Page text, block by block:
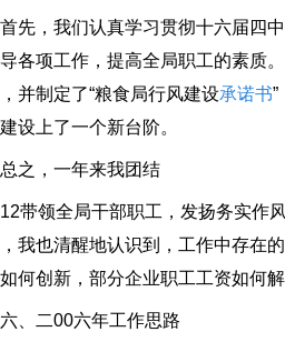
，我们认真学习贯彻十六届四中
各项工作，提高全局职工的素质
并制定了“粮食局行风建设承诺书
设上了一个新台阶。
，一年来我团结
领全局干部职工，发扬务实作风
我也清醒地认识到，工作中存在
何创新，部分企业职工工资如何
二00六年工作思路